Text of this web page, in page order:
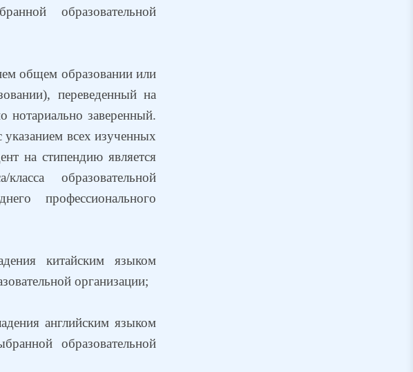
образовательной
общем образовании или
переведенный на
нотариально заверенный.
указанием всех изученных
на стипендию является
образовательной
профессионального
китайским языком
организации;
английским языком
образовательной